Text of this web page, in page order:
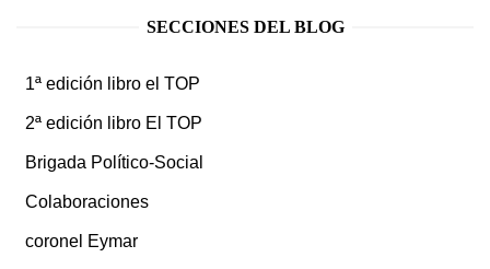
SECCIONES DEL BLOG
1ª edición libro el TOP
2ª edición libro El TOP
Brigada Político-Social
Colaboraciones
coronel Eymar